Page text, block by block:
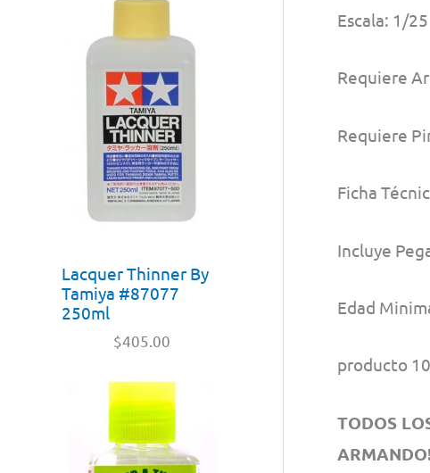
Lacquer Thinner By
Tamiya #87077
250ml
$405.00
Escala: 1/25
Requiere
Requiere
Ficha
Incluye
Edad
producto
TODOS